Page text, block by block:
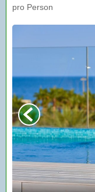
pro Person